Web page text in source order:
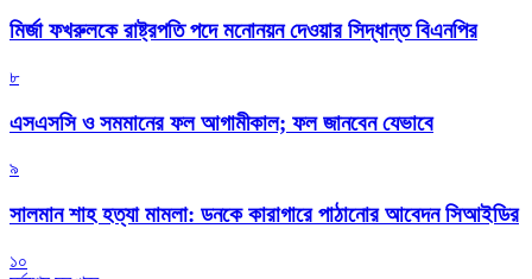
মির্জা ফখরুলকে রাষ্ট্রপতি পদে মনোনয়ন দেওয়ার সিদ্ধান্ত বিএনপির
৮
এসএসসি ও সমমানের ফল আগামীকাল; ফল জানবেন যেভাবে
৯
সালমান শাহ হত্যা মামলা: ডনকে কারাগারে পাঠানোর আবেদন সিআইডির
১০